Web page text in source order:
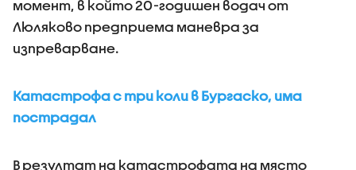
момент, в който 20-годишен водач от
Люляково предприема маневра за
изпреварване.
Катастрофа с три коли в Бургаско, има
пострадал
В резултат на катастрофата на място